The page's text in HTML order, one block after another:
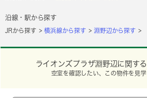
沿線・駅から探す
JRから探す 横浜線から探す 淵野辺から探す
ライオンズプラザ淵野辺に関す
空室を確認したい、この物件を見